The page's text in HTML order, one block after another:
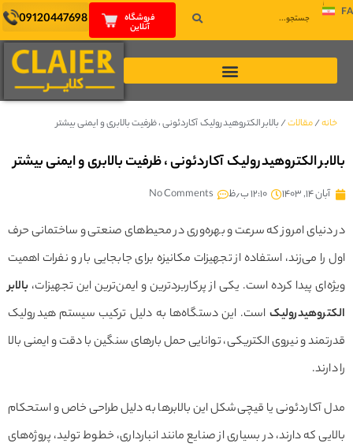
FA فروشگاه
آنلاین 09120447698
خانه/مقالات/بالابر الکتروهیدرولیک آکاردئونی ، ظرفیت بالابری و ایمنی بیشتر
بالابر الکتروهیدرولیک آکاردئونی ، ظرفیت بالابری و ایمنی بیشتر
آبان ۱۴, ۱۴۰۳ ۱۲:۱۰ ب٫ظ No Comments
در دنیای امروز که سرعت و بهره‌وری در محیط‌های صنعتی و ساختمانی حرف
اول را می‌زند، استفاده از تجهیزات مکانیزه برای جابجایی بار و نفرات اهمیت
ویژه‌ای پیدا کرده است. یکی از پرکاربردترین و ایمن‌ترین این تجهیزات، بالابر
الکتروهیدرولیک است. این دستگاه‌ها به دلیل ترکیب سیستم هیدرولیک
قدرتمند و نیروی الکتریکی، توانایی حمل بارهای سنگین با دقت و ایمنی بالا
را دارند.
مدل آکاردئونی یا قیچی‌شکل این بالابرها به دلیل طراحی خاص و استحکام
بالایی که دارند، در بسیاری از صنایع مانند انبارداری، خطوط تولید، پروژه‌های